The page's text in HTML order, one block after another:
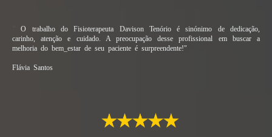
O trabalho do Fisioterapeuta Davison Tenório é sinónimo de dedicação,
carinho, atenção e cuidado. A preocupação desse profissional em buscar a
melhoria do bem_estar de seu paciente é surpreendente!"
Flávia Santos